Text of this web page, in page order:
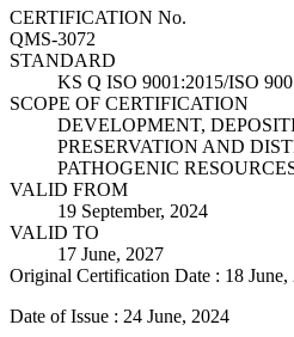
CERTIFICATION No.
QMS-3072
STANDARD
KS Q ISO 9001:2015/ISO
SCOPE OF CERTIFICATION
DEVELOPMENT,
PRESERVATION AND
PATHOGENIC
VALID FROM
19 September, 2024
VALID TO
17 June, 2027
Original Certification Date : 18 June,
Date of Issue : 24 June, 2024